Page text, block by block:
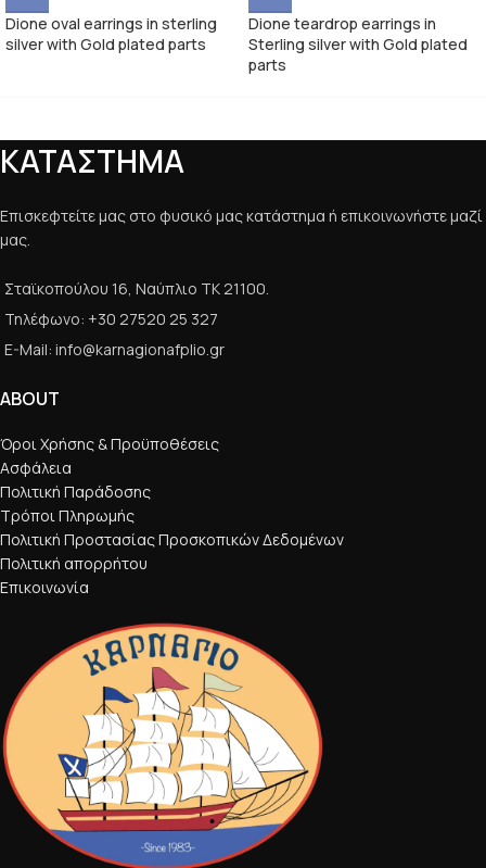
Dione oval earrings in sterling
silver with Gold plated parts
Dione teardrop earrings in
Sterling silver with Gold plated
parts
ΚΑΤΑΣΤΗΜΑ
Επισκεφτείτε μας στο φυσικό μας κατάστημα ή επικοινωνήστε μαζί
μας.
Σταϊκοπούλου 16, Ναύπλιο ΤΚ 21100.
Τηλέφωνο: +30 27520 25 327
E-Mail: info@karnagionafplio.gr
ABOUT
Όροι Χρήσης & Προϋποθέσεις
Ασφάλεια
Πολιτική Παράδοσης
Τρόποι Πληρωμής
Πολιτική Προστασίας Προσκοπικών Δεδομένων
Πολιτική απορρήτου
Επικοινωνία